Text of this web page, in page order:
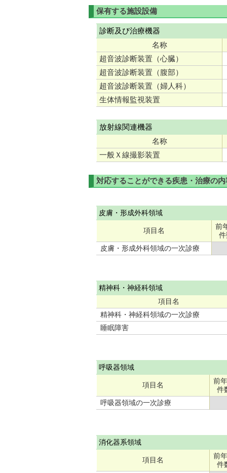
保有する施設設備
診断及び治療機器
名称
超音波診断装置（心臓）
超音波診断装置（腹部）
超音波診断装置（婦人科）
生体情報監視装置
放射線関連機器
名称
一般Ｘ線撮影装置
対応することができる疾患・治療の内
皮膚・形成外科領域
項目名
前
皮膚・形成外科領域の一次診療
精神科・神経科領域
項目名
精神科・神経科領域の一次診療
睡眠障害
呼吸器領域
項目名
前
件
呼吸器領域の一次診療
消化器系領域
項目名
前
件